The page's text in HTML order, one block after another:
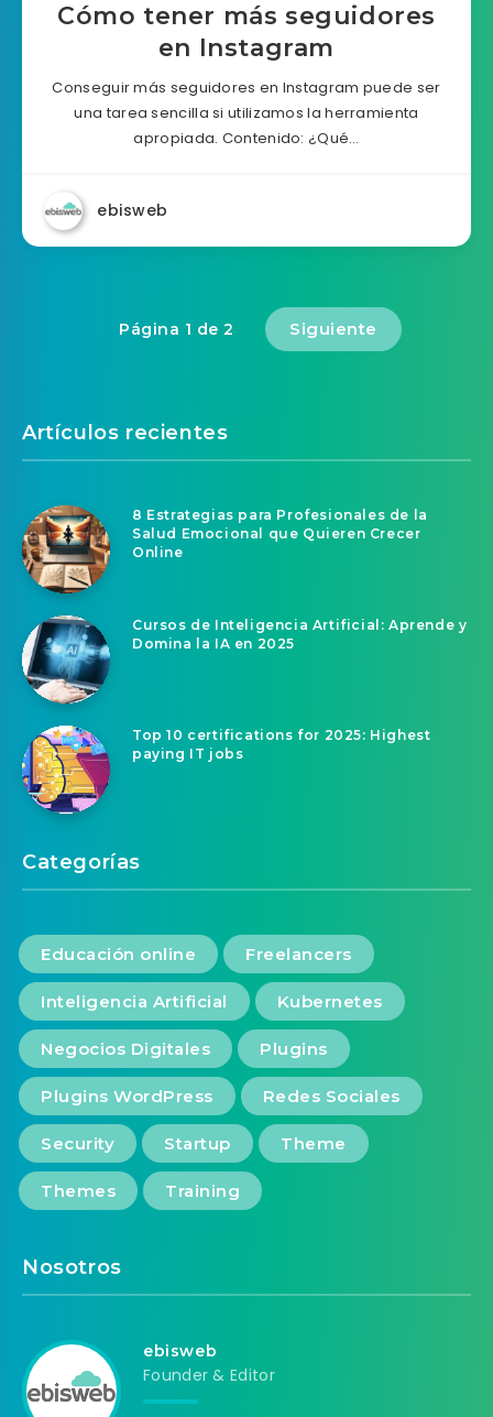
Cómo tener más seguidores
en Instagram
Conseguir más seguidores en Instagram puede ser
una tarea sencilla si utilizamos la herramienta
apropiada. Contenido: ¿Qué…
ebisweb
Página 1 de 2 Siguiente
Artículos recientes
8 Estrategias para Profesionales de la
Salud Emocional que Quieren Crecer
Online
Cursos de Inteligencia Artificial: Aprende y
Domina la IA en 2025
Top 10 certifications for 2025: Highest
paying IT jobs
Categorías
Educación online Freelancers
Inteligencia Artificial Kubernetes
Negocios Digitales Plugins
Plugins WordPress Redes Sociales
Security Startup Theme
Themes Training
Nosotros
ebisweb
Founder & Editor